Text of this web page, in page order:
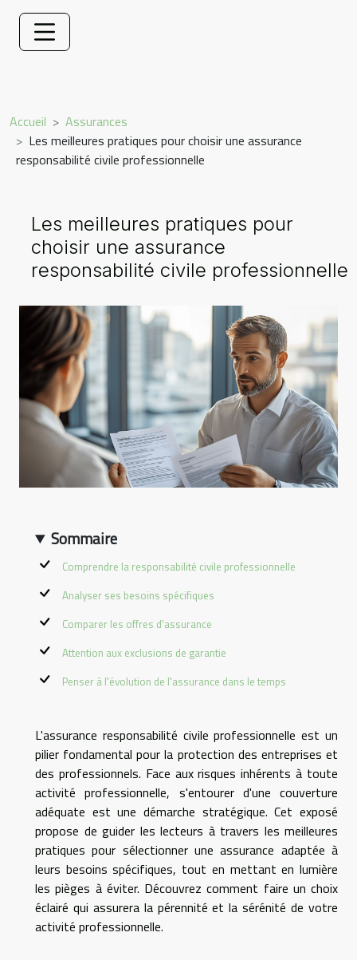
Accueil
Assurances
Les meilleures pratiques pour choisir une assurance
responsabilité civile professionnelle
Les meilleures pratiques pour
choisir une assurance
responsabilité civile professionnelle
Sommaire
Comprendre la responsabilité civile professionnelle
Analyser ses besoins spécifiques
Comparer les offres d'assurance
Attention aux exclusions de garantie
Penser à l'évolution de l'assurance dans le temps
L'assurance responsabilité civile professionnelle est un
pilier fondamental pour la protection des entreprises et
des professionnels. Face aux risques inhérents à toute
activité professionnelle, s'entourer d'une couverture
adéquate est une démarche stratégique. Cet exposé
propose de guider les lecteurs à travers les meilleures
pratiques pour sélectionner une assurance adaptée à
leurs besoins spécifiques, tout en mettant en lumière
les pièges à éviter. Découvrez comment faire un choix
éclairé qui assurera la pérennité et la sérénité de votre
activité professionnelle.